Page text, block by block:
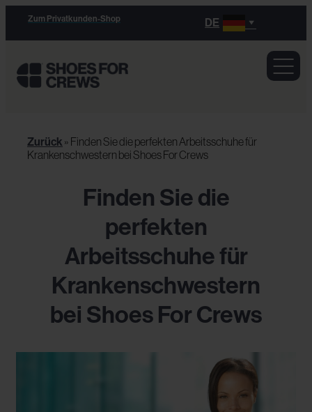
Zum Privatkunden-Shop DE
Zurück » Finden Sie die perfekten Arbeitsschuhe für
Krankenschwestern bei Shoes For Crews
Finden Sie die
perfekten
Arbeitsschuhe für
Krankenschwestern
bei Shoes For Crews